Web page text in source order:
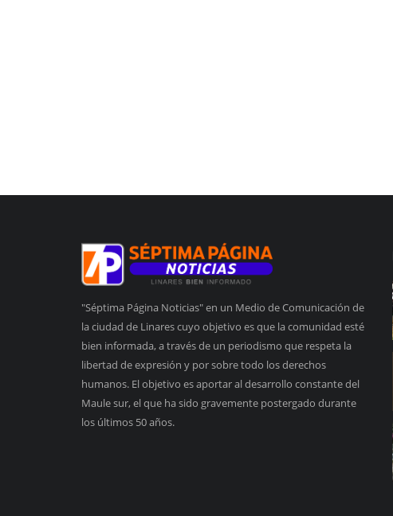
"Séptima Página Noticias" en un Medio de Comunicación de
la ciudad de Linares cuyo objetivo es que la comunidad esté
bien informada, a través de un periodismo que respeta la
libertad de expresión y por sobre todo los derechos
humanos. El objetivo es aportar al desarrollo constante del
Maule sur, el que ha sido gravemente postergado durante
los últimos 50 años.